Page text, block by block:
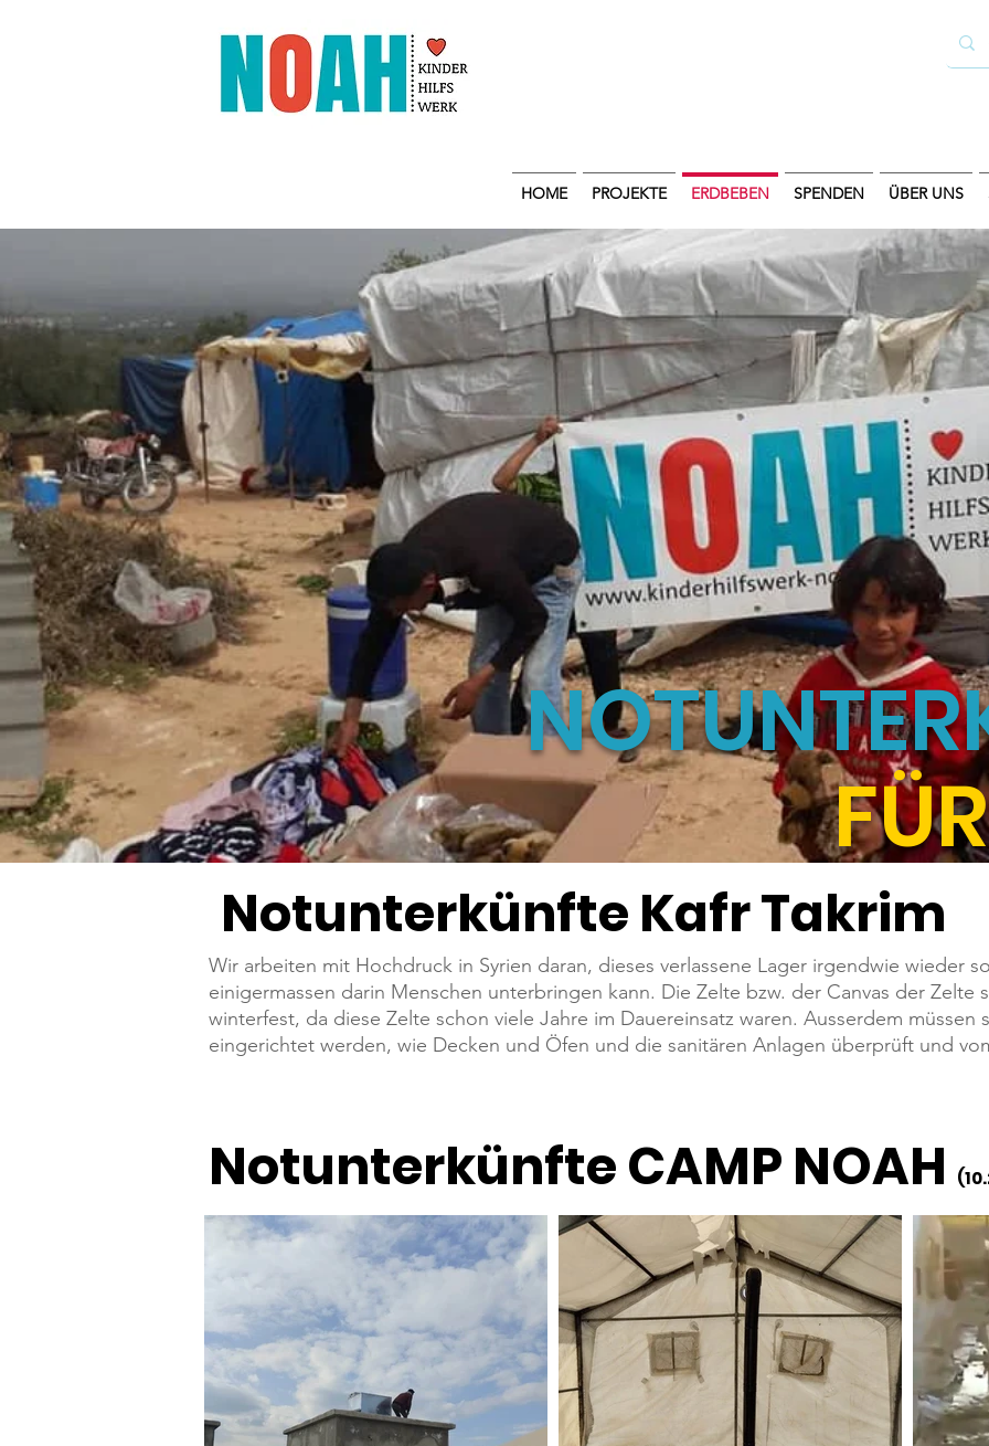
HOME PROJEKTE ERDBEBEN SPENDEN ÜBER UNS
Notunterkünfte Kafr Takrim
Wir arbeiten mit Hochdruck in Syrien daran, dieses verlassene Lager irgendwie wieder
einigermassen darin Menschen unterbringen kann. Die Zelte bzw. der Canvas der
winterfest, da diese Zelte schon viele Jahre im Dauereinsatz waren. Ausserdem
eingerichtet werden, wie Decken und Öfen und die sanitären Anlagen überprüft und
Notunterkünfte CAMP NOAH